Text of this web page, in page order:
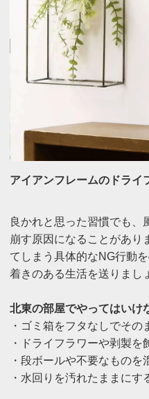
アイアンフレームのドライ
良かれと思った習慣でも、
崩す原因になることがあり
てしまう具体的なNG行動
着きのある生活を送りまし
北東の部屋でやってはいけ
・ゴミ箱をフタなしでその
・ドライフラワーや剥製を
・段ボールや不要なものを
・水回りを汚れたままにす